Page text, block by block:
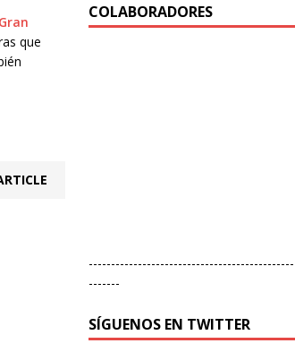
Gran
que
COLABORADORES
-------
SÍGUENOS EN TWITTER